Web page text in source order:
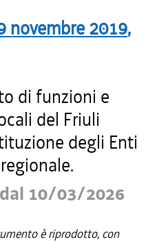
novembre 2019,
di funzioni e
del Friuli
degli Enti
dal 10/03/2026
è riprodotto, con